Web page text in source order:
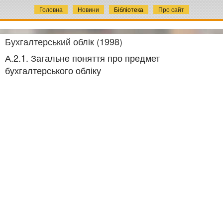
Головна Новини Бібліотека Про сайт
Бухгалтерський облік (1998)
А.2.1. Загальне поняття про предмет
бухгалтерського обліку